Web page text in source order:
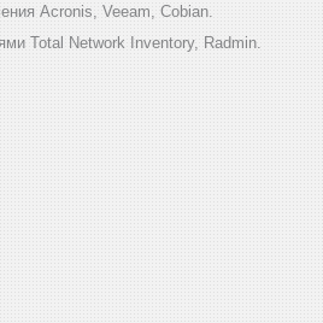
Acronis, Veeam, Cobian.
Total Network Inventory, Radmin.